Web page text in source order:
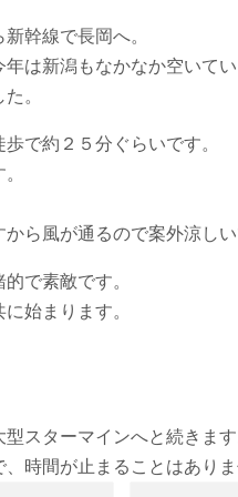
幹線で長岡へ。
は新潟もなかなか空いてい
。
で約２５分ぐらいです。
ら風が通るので案外涼しい
で素敵です。
始まります。
スターマインへと続きます
時間が止まることはありま